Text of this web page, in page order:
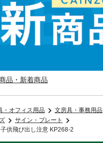
品・新着商品
・オフィス用品
文房具・事務用品
サイン・プレート
供飛び出し注意 KP268-2